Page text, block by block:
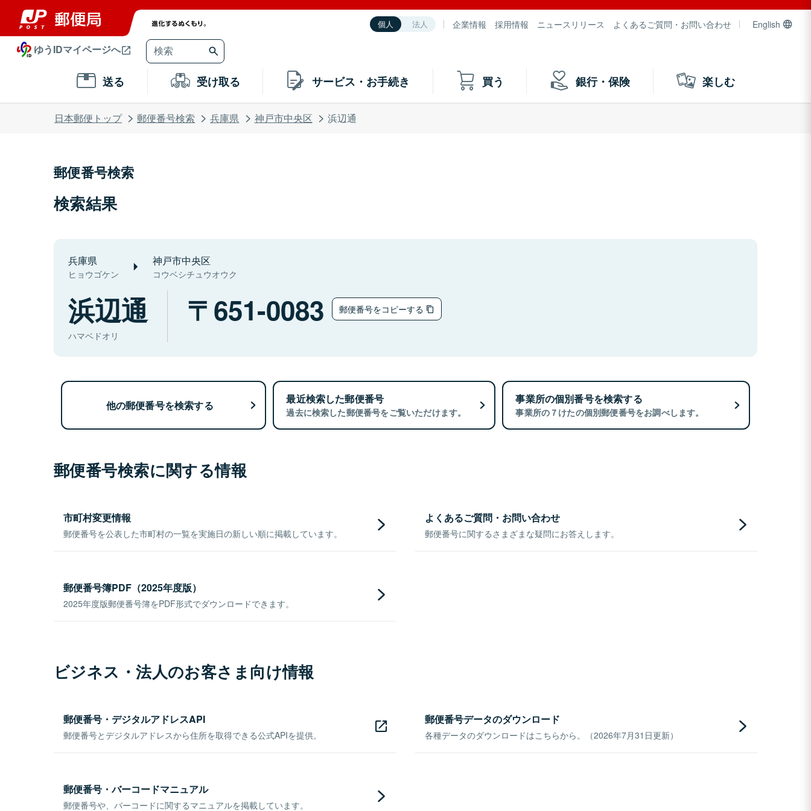
個人 法人 企業情報 採用情報 ニュースリリース よくあるご質問・お問い合わせ English
ゆうIDマイページへ
送る 受け取る サービス・お手続き 買う 銀行・保険 楽しむ
日本郵便トップ 郵便番号検索 兵庫県 神戸市中央区 浜辺通
郵便番号検索
検索結果
兵庫県
ヒョウゴケン
神戸市中央区
コウベシチュウオウク
浜辺通
ハマベドオリ
651-0083 郵便番号をコピーする
他の郵便番号を検索する 最近検索した郵便番号
過去に検索した郵便番号をご覧いただけます。
事業所の個別番号を検索する
事業所の７けたの個別郵便番号をお調べします。
郵便番号検索に関する情報
市町村変更情報
郵便番号を公表した市町村の一覧を実施日の新しい順に掲載しています。
よくあるご質問・お問い合わせ
郵便番号に関するさまざまな疑問にお答えします。
郵便番号簿PDF（2025年度版）
2025年度版郵便番号簿をPDF形式でダウンロードできます。
ビジネス・法人のお客さま向け情報
郵便番号・デジタルアドレスAPI
郵便番号とデジタルアドレスから住所を取得できる公式APIを提供。
郵便番号データのダウンロード
各種データのダウンロードはこちらから。（2026年7月31日更新）
郵便番号・バーコードマニュアル
郵便番号や、バーコードに関するマニュアルを掲載しています。